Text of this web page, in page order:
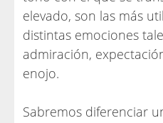
elevado, son las más
distintas emociones
admiración,
enojo.
Sabremos diferenciar